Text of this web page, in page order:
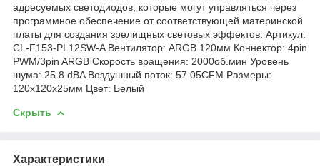
адресуемых светодиодов, которые могут управляться через
программное обеспечение от соответствующей материнской
платы для создания зрелищных световых эффектов. Артикул:
CL-F153-PL12SW-A Вентилятор: ARGB 120мм Коннектор: 4pin
PWM/3pin ARGB Скорость вращения: 2000об.мин Уровень
шума: 25.8 dBA Воздушный поток: 57.05CFM Размеры:
120x120x25мм Цвет: Белый
Скрыть
Характеристики